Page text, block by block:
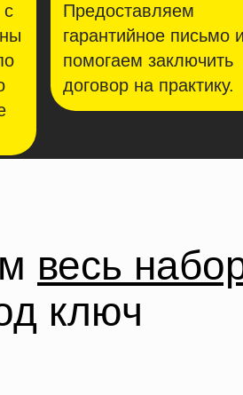
c
Предоставляем
гарантийное письмо и
помогаем заключить
договор на практику.
весь
ключ